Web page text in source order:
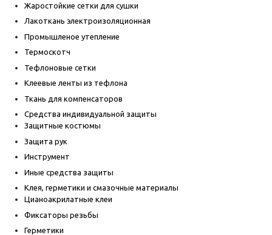
Жаростойкие сетки для сушки
Лакоткань электроизоляционная
Промышленое утепление
Термоскотч
Тефлоновые сетки
Клеевые ленты из тефлона
Ткань для компенсаторов
Средства индивидуальной защиты
Защитные костюмы
Защита рук
Инструмент
Иные средства защиты
Клея, герметики и смазочные материалы
Цианоакрилатные клеи
Фиксаторы резьбы
Герметики